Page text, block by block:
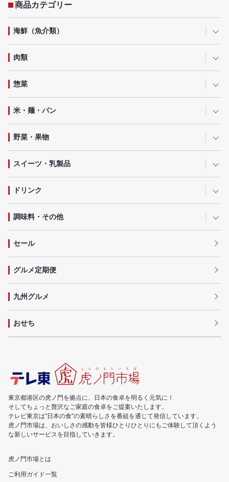
商品カテゴリー
海鮮（魚介類）
肉類
惣菜
米・麺・パン
野菜・果物
スイーツ・乳製品
ドリンク
調味料・その他
セール
グルメ定期便
九州グルメ
おせち
東京都港区の虎ノ門を拠点に、日本の食卓を明るく元気に！
そしてちょっと贅沢なご家庭の食卓をご提案いたします。
テレビ東京は"日本の食"の素晴らしさを番組を通じて発信しています。
虎ノ門市場は、おいしさの感動を皆様ひとりひとりにもご体験して頂くよう
な新しいサービスを目指していきます。
虎ノ門市場とは
ご利用ガイド一覧